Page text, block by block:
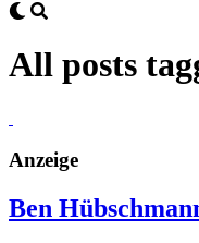
All posts
Anzeige
Ben